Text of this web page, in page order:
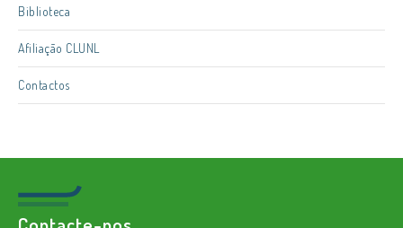
Biblioteca
Afiliação CLUNL
Contactos